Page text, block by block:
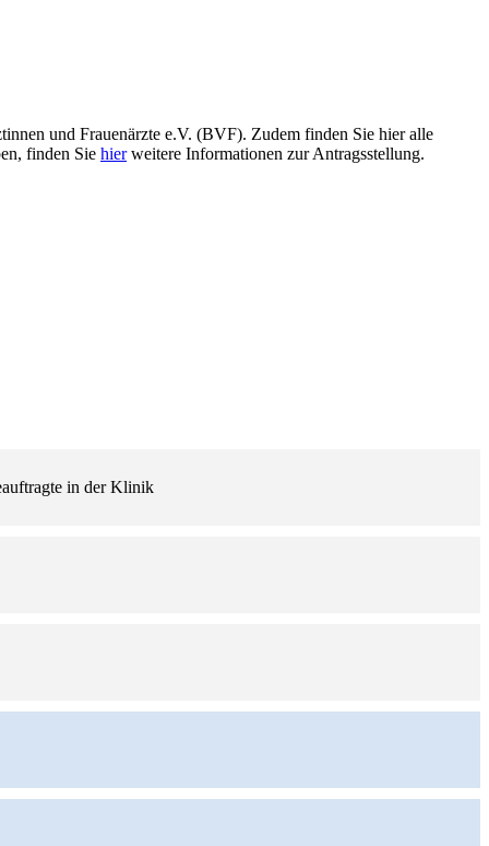
und Frauenärzte e.V. (BVF). Zudem finden Sie hier alle
finden Sie hierweitere Informationen zur Antragsstellung.
in der Klinik